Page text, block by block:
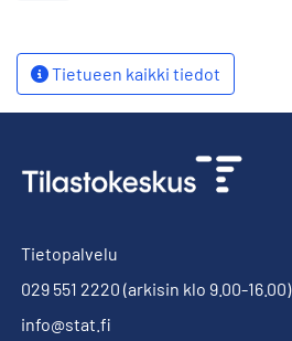
Tietueen kaikki tiedot
Tietopalvelu
029 551 2220 (arkisin klo 9.00-16.00)
info@stat.fi